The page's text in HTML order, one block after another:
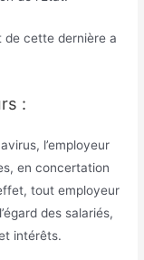
de cette dernière a
:
l’employeur
en concertation
tout employeur
des salariés,
intérêts.